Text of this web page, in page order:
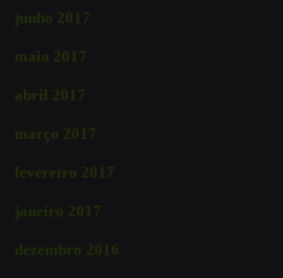
junho 2017
maio 2017
abril 2017
março 2017
fevereiro 2017
janeiro 2017
dezembro 2016